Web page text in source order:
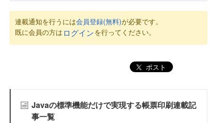
連載通知を行うには会員登録(無料)が必要です。
既に会員の方は ログインを行ってください。
ポスト
Javaの標準機能だけで実現する帳票印刷連載記
事一覧